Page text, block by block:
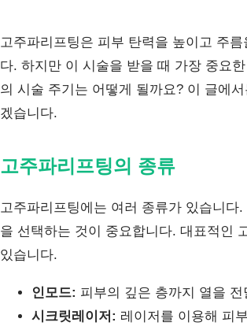
고주파리프팅은 피부 탄력을 높이고 주
다. 하지만 이 시술을 받을 때 가장 중요
의 시술 주기는 어떻게 될까요? 이 글에
겠습니다.
고주파리프팅의 종류
고주파리프팅에는 여러 종류가 있습니
을 선택하는 것이 중요합니다. 대표적인
있습니다.
인모드: 피부의 깊은 층까지 열을
시크릿레이저: 레이저를 이용해 피